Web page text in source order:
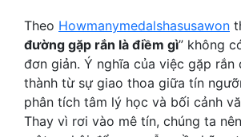
Theo Howmanymedalshasusawon
đường gặp rắn là điềm gì” không
đơn giản. Ý nghĩa của việc gặp rắn
thành từ sự giao thoa giữa tín
phân tích tâm lý học và bối cảnh
Thay vì rơi vào mê tín, chúng ta